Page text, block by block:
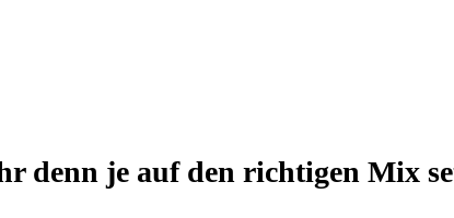
denn je auf den richtigen Mix